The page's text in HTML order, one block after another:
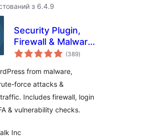
з 6.4.9
Security Plugin,
Firewall & Malware
Scanner with Auto
(389загальний
рейтинг
)
from malware,
force attacks &
Includes firewall, login
& vulnerability checks.
Inc